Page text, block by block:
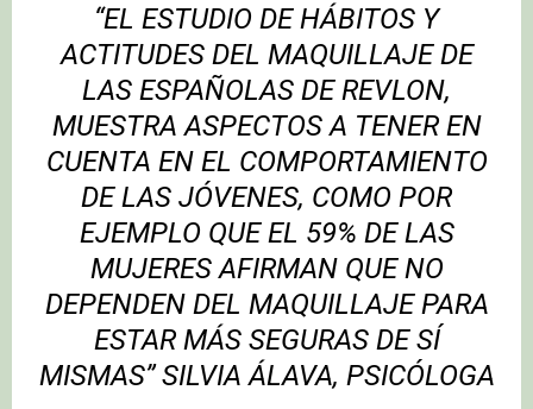
“EL ESTUDIO DE HÁBITOS Y
ACTITUDES DEL MAQUILLAJE DE
LAS ESPAÑOLAS DE REVLON,
MUESTRA ASPECTOS A TENER EN
CUENTA EN EL COMPORTAMIENTO
DE LAS JÓVENES, COMO POR
EJEMPLO QUE EL 59% DE LAS
MUJERES AFIRMAN QUE NO
DEPENDEN DEL MAQUILLAJE PARA
ESTAR MÁS SEGURAS DE SÍ
MISMAS” SILVIA ÁLAVA, PSICÓLOGA